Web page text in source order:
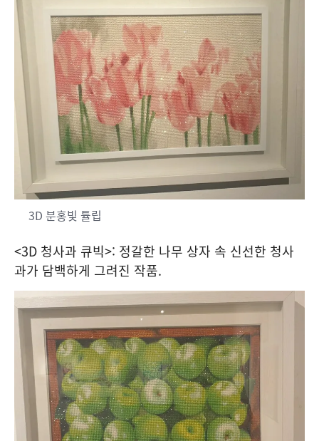
3D 분홍빛 튤립
<3D 청사과 큐빅>: 정갈한 나무 상자 속 신선한 청사
과가 담백하게 그려진 작품.